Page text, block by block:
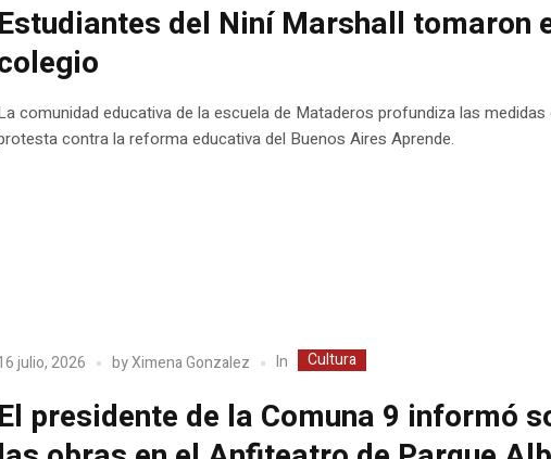
Estudiantes del Niní Marshall tomaron
comunidad educativa de la escuela de Mataderos profundiza las medidas
contra la reforma educativa del Buenos Aires Aprende.
julio, 2026 byXimena Gonzalez In Cultura
El presidente de la Comuna 9 informó